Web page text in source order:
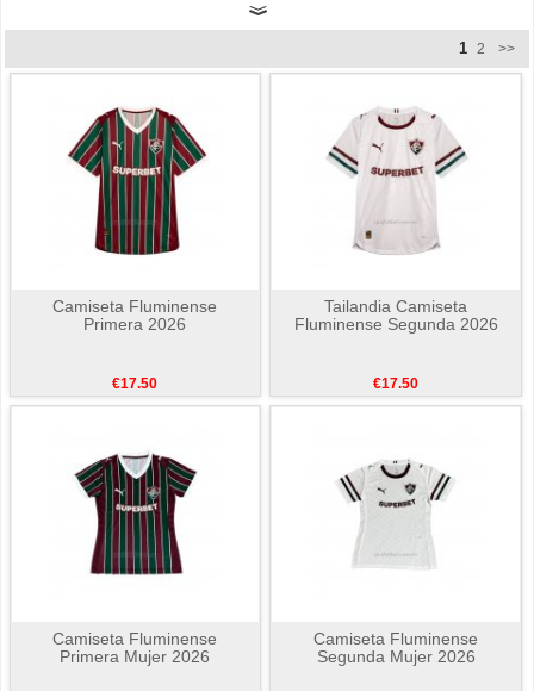
1 2 >>
Camiseta Fluminense
Primera 2026
€17.50
Tailandia Camiseta
Fluminense Segunda 2026
€17.50
Camiseta Fluminense
Primera Mujer 2026
Camiseta Fluminense
Segunda Mujer 2026